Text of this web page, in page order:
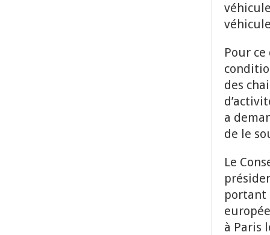
Pour
des
a
de le
Le
portant
à Paris